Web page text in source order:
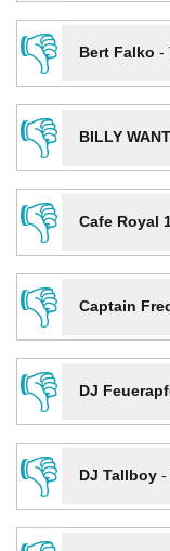
👎
Bert Falko -
👎
BILLY
👎
Cafe Royal
👎
Captain
👎
DJ
👎
DJ Tallboy-